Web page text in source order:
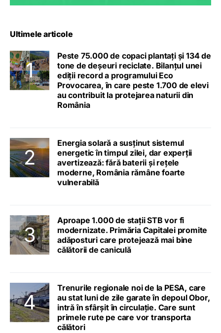
Ultimele articole
Peste 75.000 de copaci plantați și 134 de
tone de deșeuri reciclate. Bilanțul unei
ediții record a programului Eco
Provocarea, în care peste 1.700 de elevi
au contribuit la protejarea naturii din
România
Energia solară a susținut sistemul
energetic în timpul zilei, dar experții
avertizează: fără baterii și rețele
moderne, România rămâne foarte
vulnerabilă
Aproape 1.000 de stații STB vor fi
modernizate. Primăria Capitalei promite
adăposturi care protejează mai bine
călătorii de caniculă
Trenurile regionale noi de la PESA, care
au stat luni de zile garate în depoul Obor,
intră în sfârșit în circulație. Care sunt
primele rute pe care vor transporta
călători